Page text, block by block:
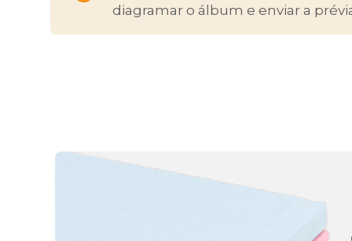
diagramar o álbum e enviar a